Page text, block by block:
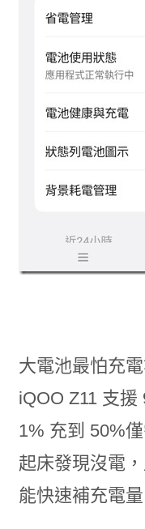
大電池最怕充
iQOO Z11 支
1% 充到 50%
起床發現沒電
能快速補充電量